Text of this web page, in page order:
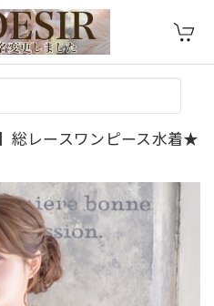
総レースワンピース水着★